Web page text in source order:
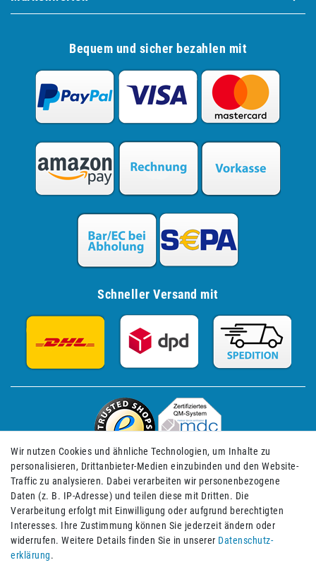
Bequem und sicher bezahlen mit
Schneller Versand mit
Impressum Daten­schutz­erklärung AGB
Wir nutzen Cookies und ähnliche Technologien, um Inhalte zu
personalisieren, Drittanbieter-Medien einzubinden und den Website-
Traffic zu analysieren. Dabei verarbeiten wir personenbezogene
Daten (z. B. IP-Adresse) und teilen diese mit Dritten. Die
Verarbeitung erfolgt mit Einwilligung oder aufgrund berechtigten
Interesses. Ihre Zustimmung können Sie jederzeit ändern oder
widerrufen. Weitere Details finden Sie in unserer Daten­schutz­
erklärung.